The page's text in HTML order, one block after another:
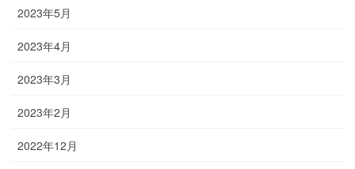
2023年5月
2023年4月
2023年3月
2023年2月
2022年12月